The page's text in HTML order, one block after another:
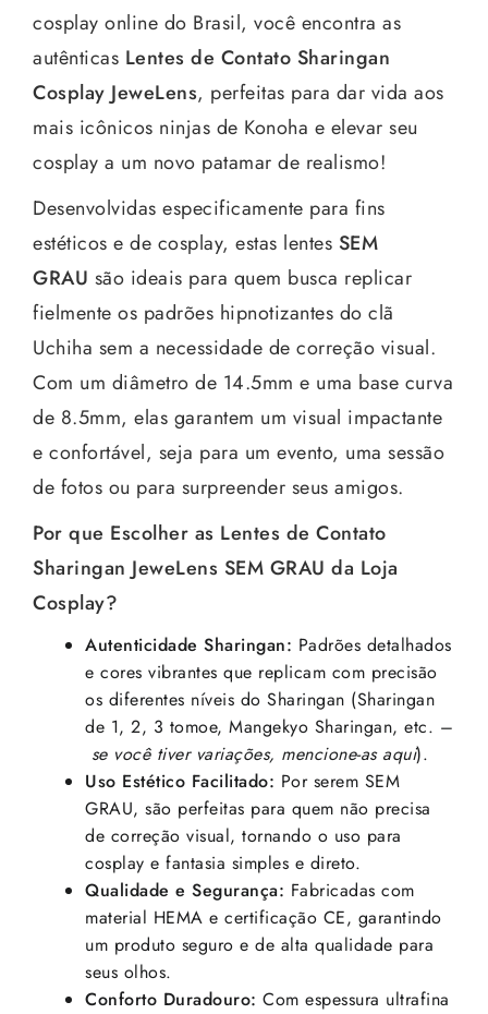
cosplay online do Brasil, você encontra as
autênticas Lentes de Contato Sharingan
Cosplay JeweLens, perfeitas para dar vida aos
mais icônicos ninjas de Konoha e elevar seu
cosplay a um novo patamar de realismo!
Desenvolvidas especificamente para fins
estéticos e de cosplay, estas lentes SEM
GRAU são ideais para quem busca replicar
fielmente os padrões hipnotizantes do clã
Uchiha sem a necessidade de correção visual.
Com um diâmetro de 14.5mm e uma base curva
de 8.5mm, elas garantem um visual impactante
e confortável, seja para um evento, uma sessão
de fotos ou para surpreender seus amigos.
Por que Escolher as Lentes de Contato
Sharingan JeweLens SEM GRAU da Loja
Cosplay?
Autenticidade Sharingan: Padrões detalhados
e cores vibrantes que replicam com precisão
os diferentes níveis do Sharingan (Sharingan
de 1, 2, 3 tomoe, Mangekyo Sharingan, etc. –
se você tiver variações, mencione-as aqui).
Uso Estético Facilitado: Por serem SEM
GRAU, são perfeitas para quem não precisa
de correção visual, tornando o uso para
cosplay e fantasia simples e direto.
Qualidade e Segurança: Fabricadas com
material HEMA e certificação CE, garantindo
um produto seguro e de alta qualidade para
seus olhos.
Conforto Duradouro: Com espessura ultrafina